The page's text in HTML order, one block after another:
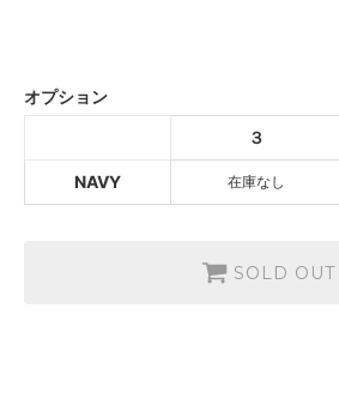
オプション
３
NAVY 在庫なし
SOLD OUT